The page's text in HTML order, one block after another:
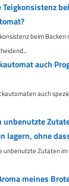
beim Backen
auch
auch
unbenutzte
lagern, ohne
unbenutzte Zutaten
meines